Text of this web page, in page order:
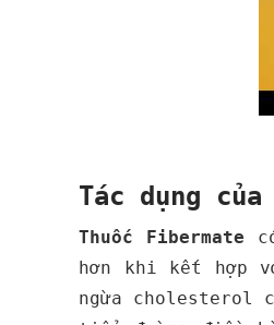
Tác dụng
Thuốc Fibermate
hơn khi kết hợp
ngừa cholesterol